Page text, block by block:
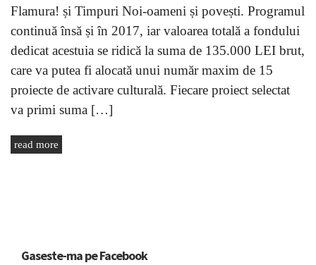
Flamura! și Timpuri Noi-oameni și povești. Programul
continuă însă și în 2017, iar valoarea totală a fondului
dedicat acestuia se ridică la suma de 135.000 LEI brut,
care va putea fi alocată unui număr maxim de 15
proiecte de activare culturală. Fiecare proiect selectat
va primi suma […]
read more
Gaseste-ma pe Facebook